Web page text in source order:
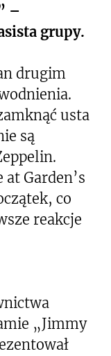
–
grupy.
drugim
usta
są
Garden’s
co
reakcje
„Jimmy